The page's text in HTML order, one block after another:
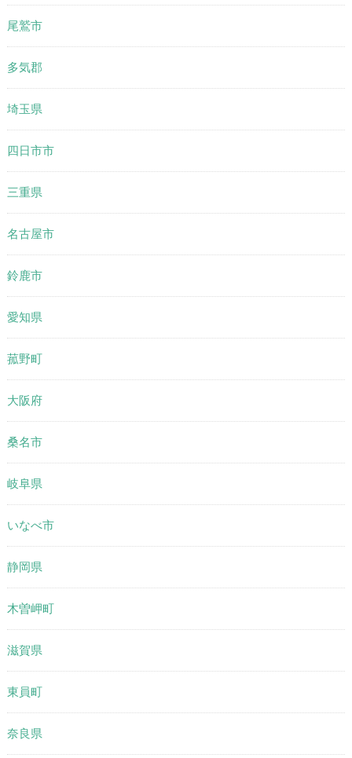
尾鷲市
多気郡
埼玉県
四日市市
三重県
名古屋市
鈴鹿市
愛知県
菰野町
大阪府
桑名市
岐阜県
いなべ市
静岡県
木曽岬町
滋賀県
東員町
奈良県